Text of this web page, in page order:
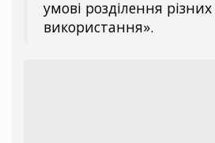
умові розділення
використання».